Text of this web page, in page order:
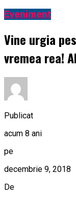
Eveniment
Vine urgia
vremea rea!
Publicat
acum 8 ani
pe
decembrie 9, 2018
De